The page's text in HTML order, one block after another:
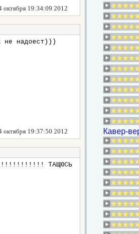
октября 19:34:09 2012
не надоест)))
октября 19:37:50 2012
ТАЩЮСЬ
Кавер-